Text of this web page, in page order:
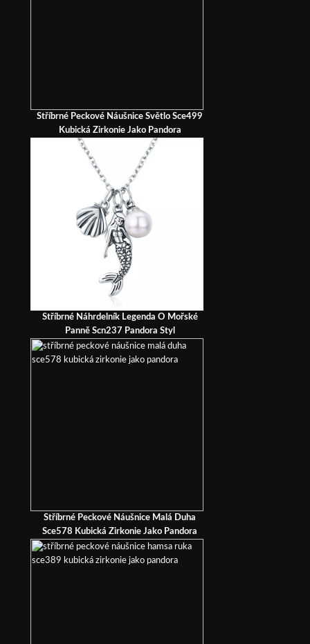
Stříbrné Peckové Náušnice Světlo Sce499
Kubická Zirkonie Jako Pandora
Stříbrné Náhrdelník Legenda O Mořské
Panně Scn237 Pandora Styl
Stříbrné Peckové Náušnice Malá Duha
Sce578 Kubická Zirkonie Jako Pandora